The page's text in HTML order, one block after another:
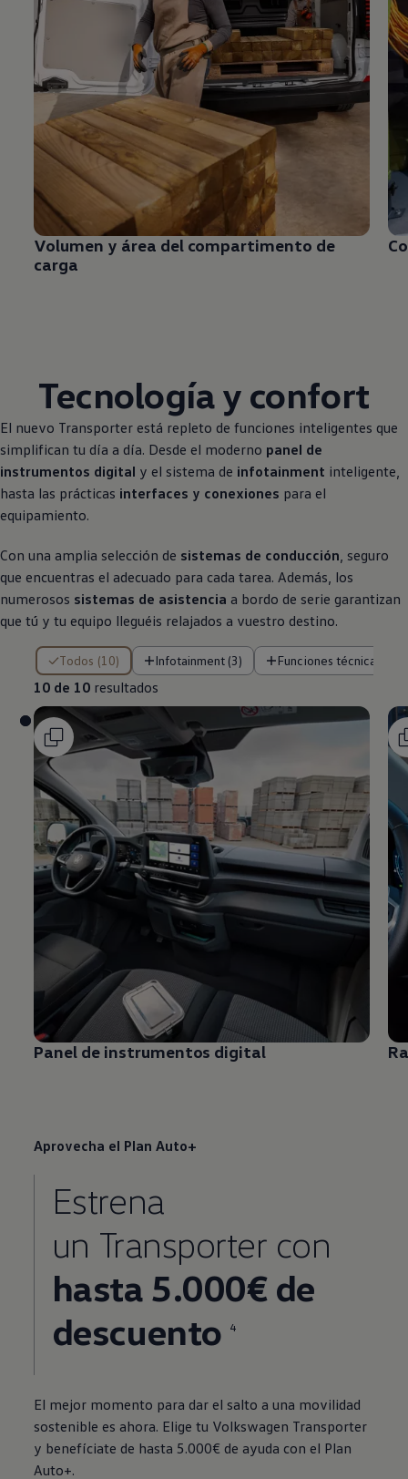
Volumen y área del compartimento de
carga
Tecnología y confort
El nuevo Transporter está repleto de funciones inteligentes que
simplifican tu día a día. Desde el moderno panel de
instrumentos digital y el sistema de infotainment inteligente,
hasta las prácticas interfaces y conexiones para el
equipamiento.
Con una amplia selección de sistemas de conducción , seguro
que encuentras el adecuado para cada tarea. Además, los
numerosos sistemas de asistencia a bordo de serie garantizan
que tú y tu equipo lleguéis relajados a vuestro destino.
Todos (10) Infotainment (3) Funciones técnicas (3)
10 de 10 resultados
10 de 10 resultados
Panel de instrumentos digital
Aprovecha el Plan Auto+
Estrena
un Transportercon
hasta 5.000€ de
descuento
4
El mejor momento para dar el salto a una movilidad
sostenible es ahora. Elige tu Volkswagen Transporter
y benefíciate de hasta 5.000€ de ayuda con el Plan
Auto+.